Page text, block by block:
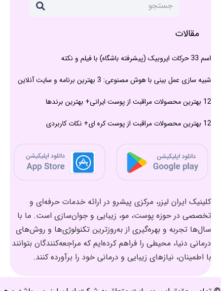
مقالات
اسم 33 حرکات ایروبیک (پیشرفته باشگاه) با فیلم و نکته
شبیه سازی عمل بینی با هوش مصنوعی: 3 بهترین برنامه و سایت آنلاین
12 بهترین محصولات مراقبت از پوست ایرانی+ بهترین برندها
12 بهترین محصولات مراقبت از پوست کره ای+ نکات کاربردی
کلینیک ایران لیزر، مرکزی پیشرو در ارائه خدمات حرفه‌ای و
تخصصی در حوزه پوست، مو، زیبایی و جوان‌سازی است. ما با
سال‌ها تجربه و بهره‌گیری از به‌روزترین تکنولوژی‌ها و روش‌های
درمانی دنیا، محیطی را فراهم کرده‌ایم که مراجعه‌کنندگان بتوانند
با اطمینان، نیازهای زیبایی و درمانی خود را برآورده کنند.